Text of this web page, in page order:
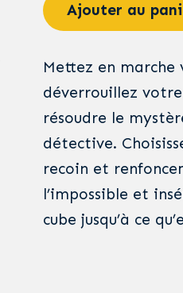
Ajouter au
Mettez en marche
déverrouillez
résoudre le
détective.
recoin et
l’impossible et
cube jusqu’à ce